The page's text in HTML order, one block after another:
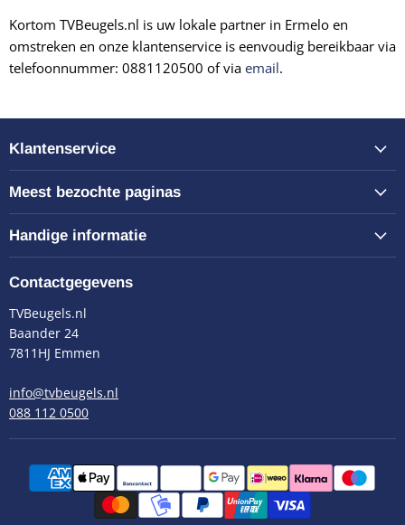
Kortom TVBeugels.nl is uw lokale partner in Ermelo en
omstreken en onze klantenservice is eenvoudig bereikbaar via
telefoonnummer: 0881120500 of via email.
Klantenservice
Meest bezochte paginas
Handige informatie
Contactgegevens
TVBeugels.nl
Baander 24
7811HJ Emmen
info@tvbeugels.nl
088 112 0500